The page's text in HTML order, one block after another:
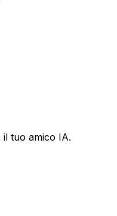
tuo amico IA.